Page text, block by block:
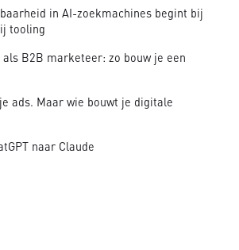
in AI-zoekmachines begint bij
tooling
B2B marketeer: zo bouw je een
ads. Maar wie bouwt je digitale
naar Claude